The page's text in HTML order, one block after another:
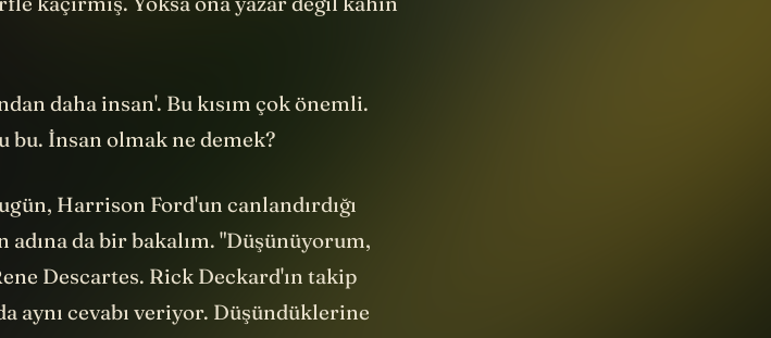
kaçırmış. Yoksa ona yazar değil kahin
daha insan'. Bu kısım çok önemli.
bu. İnsan olmak ne demek?
Harrison Ford'un canlandırdığı
adına da bir bakalım. "Düşünüyorum,
Descartes. Rick Deckard'ın takip
aynı cevabı veriyor. Düşündüklerine